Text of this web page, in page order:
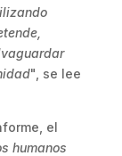
", se lee
el
humanos